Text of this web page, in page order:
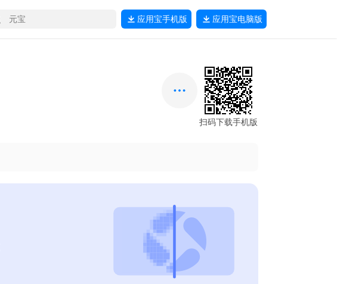
应用宝手机版 应用宝电脑版
扫码下载手机版